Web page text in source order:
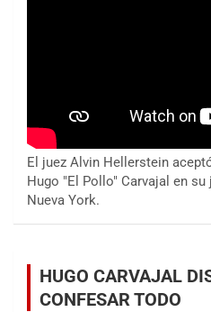
El juez Alvin Hellerstein
Hugo "El Pollo" Carvajal en
Nueva York.
HUGO CARVAJAL
CONFESAR TODO